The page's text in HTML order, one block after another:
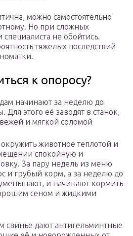
можно самостоятельно
Но при сложных
не обойтись.
тяжелых последствий
к опоросу?
начинают за неделю до
Для этого её заводят в станок,
и мягкой соломой
животное теплотой и
спокойную и
За пару недель из меню
и грубый корм, а за неделю до
и начинают кормить
сеном и жидкими
свинье дают антигельминтные